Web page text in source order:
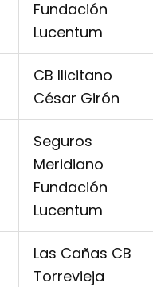
Fundación
Lucentum
CB Ilicitano
César Girón
Seguros
Meridiano
Fundación
Lucentum
Las Cañas CB
Torrevieja